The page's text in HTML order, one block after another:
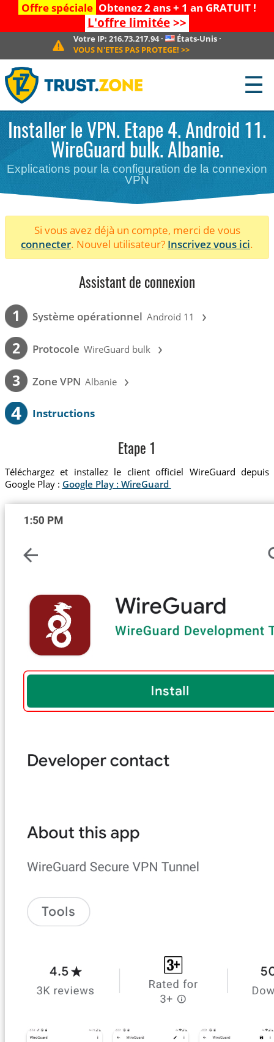
Offre spéciale Obtenez 2 ans + 1 an GRATUIT !
L'offre limitée>>
Votre IP:216.73.217.94· États-Unis·
VOUS N'ETES PAS PROTEGE! >>
☰
Installer le VPN. Etape 4. Android 11.
WireGuard bulk. Albanie.
Explications pour la configuration de la connexion
VPN
Si vous avez déjà un compte, merci de vous
connecter. Nouvel utilisateur? Inscrivez vous ici.
Assistant de connexion
1 Système opérationnel Android 11 ›
2 Protocole WireGuard bulk ›
3 Zone VPN Albanie ›
4 Instructions
Etape 1
Téléchargez et installez le client officiel WireGuard depuis
Google Play : Google Play : WireGuard